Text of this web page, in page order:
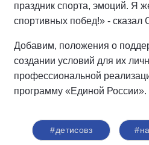
праздник спорта, эмоций. Я
спортивных побед!» - сказал
Добавим, положения о
создании условий для их
профессиональной
программу «Единой России».
#детисовз